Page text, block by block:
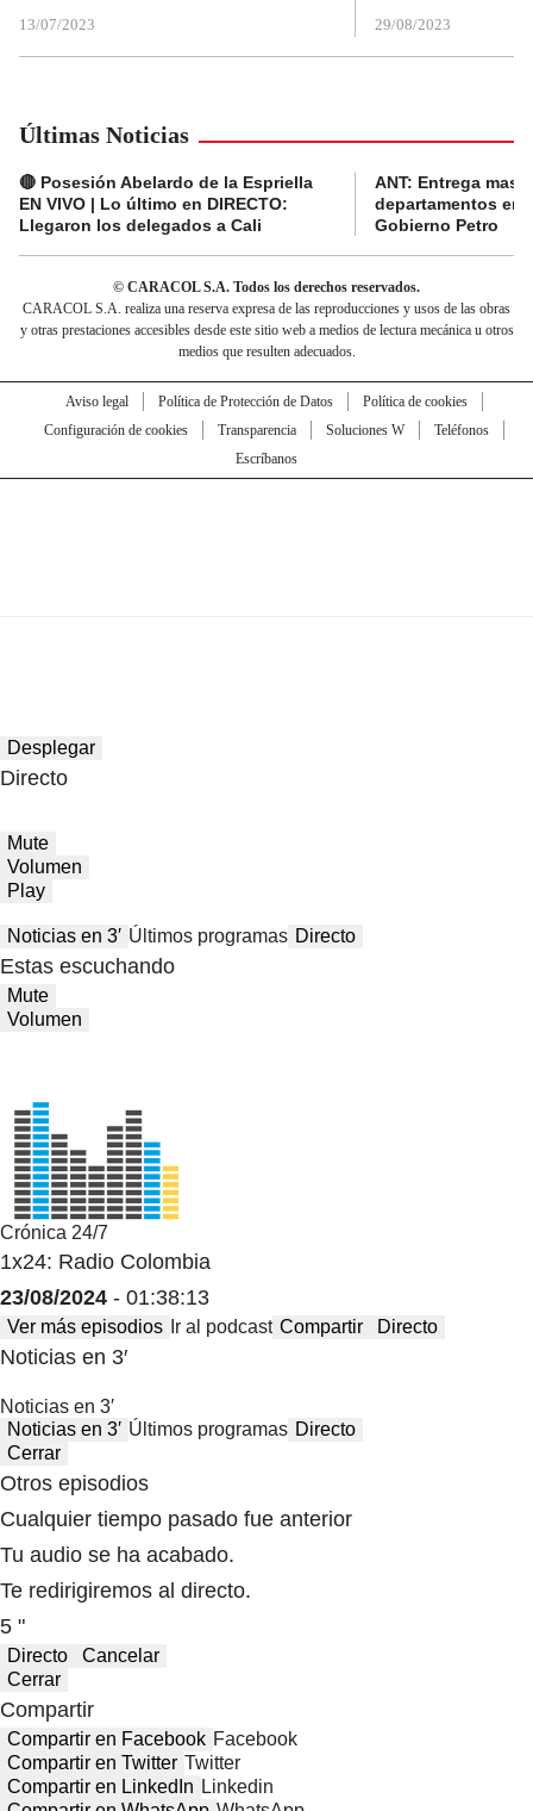
13/07/2023 29/08/2023
Últimas Noticias
🔴 Posesión Abelardo de la Espriella
EN VIVO | Lo último en DIRECTO:
Llegaron los delegados a Cali
ANT: Entrega
departamentos en
Gobierno Petro
© CARACOL S.A. Todos los derechos reservados.
CARACOL S.A. realiza una reserva expresa de las reproducciones y usos de las obras
y otras prestaciones accesibles desde este sitio web a medios de lectura mecánica u otros
medios que resulten adecuados.
Aviso legal Política de Protección de Datos
Política de cookies
Configuración de cookies
Transparencia Soluciones W
Teléfonos
Escríbanos
Desplegar
Directo
Mute
Volumen
Play
Noticias en 3′ Últimos programas Directo
Estas escuchando
Mute
Volumen
Crónica 24/7
1x24: Radio Colombia
23/08/2024 - 01:38:13
Ver más episodios Ir al podcast Compartir Directo
Noticias en 3′
Noticias en 3′
Noticias en 3′ Últimos programas Directo
Cerrar
Otros episodios
Cualquier tiempo pasado fue anterior
Tu audio se ha acabado.
Te redirigiremos al directo.
5 "
Directo
Cancelar
Cerrar
Compartir
Compartir en Facebook Facebook
Compartir en Twitter Twitter
Compartir en LinkedIn Linkedin